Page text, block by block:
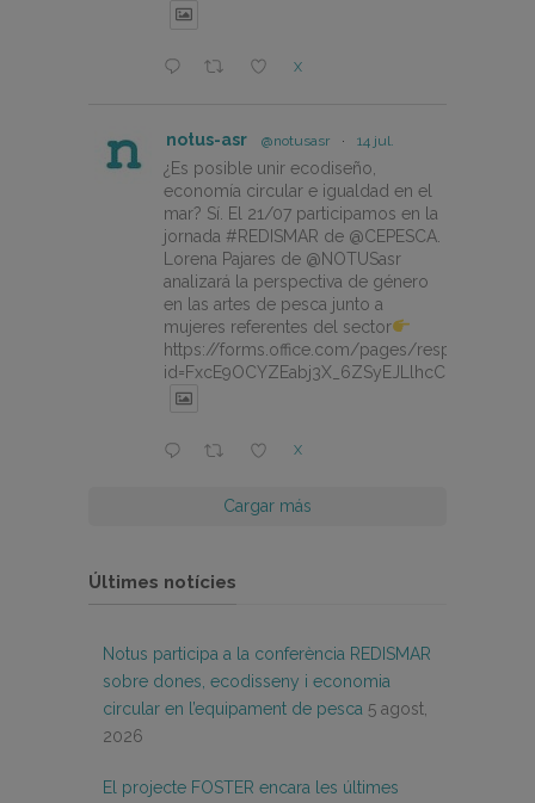
X
notus-asr @notusasr · 14 jul.
¿Es posible unir ecodiseño,
economía circular e igualdad en el
mar? Sí. El 21/07 participamos en la
jornada #REDISMAR de @CEPESCA.
Lorena Pajares de @NOTUSasr
analizará la perspectiva de género
en las artes de pesca junto a
mujeres referentes del sector
https://forms.office.com/pages/
X
Cargar más
Últimes notícies
Notus participa a la conferència REDISMAR
sobre dones, ecodisseny i economia
circular en l’equipament de pesca 5 agost,
2026
El projecte FOSTER encara les últimes